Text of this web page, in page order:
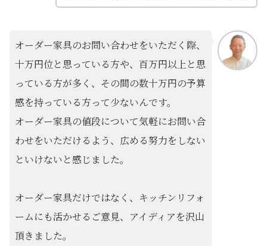
オーダー家具のお問い合わせをいただく際、
十万円位と思っている方や、百万円以上と思
っている方が多く、その間の数十万円の予算
感を持っている方って少ないんです。
オーダー家具の値段について気軽にお問い合
わせをいただけるよう、広める努力をしない
といけないと感じました。
オーダー家具だけではなく、キッチンリフォ
ームにも活かせるご意見、アイディアを沢山
頂きました。